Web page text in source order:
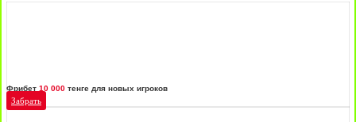
Фрибет 10 000 тенге для новых игроков
Забрать